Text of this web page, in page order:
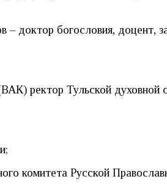
– доктор богословия,
ректор Тульской
комитета Русской